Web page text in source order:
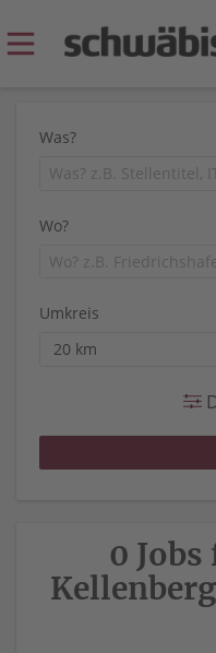
Was?
Wo?
Umkreis
0